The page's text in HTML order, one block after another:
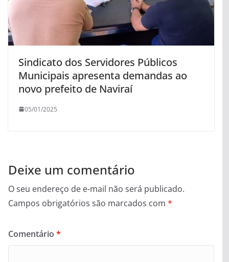
Sindicato dos Servidores Públicos
Municipais apresenta demandas ao
novo prefeito de Naviraí
05/01/2025
Deixe um comentário
O seu endereço de e-mail não será publicado.
Campos obrigatórios são marcados com *
Comentário *